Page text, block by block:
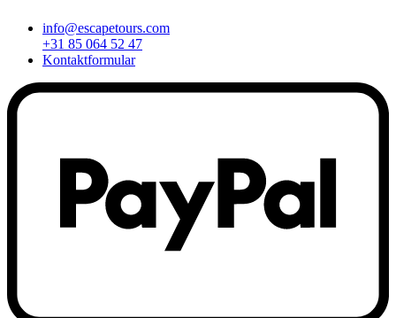
info@escapetours.com
+31 85 064 52 47
Kontaktformular